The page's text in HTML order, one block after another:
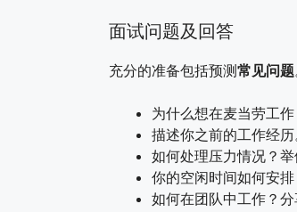
面试问题及回答
充分的准备包括预测常见问题
为什么想在麦当劳工
描述你之前的工作经
如何处理压力情况？
你的空闲时间如何安
如何在团队中工作？分